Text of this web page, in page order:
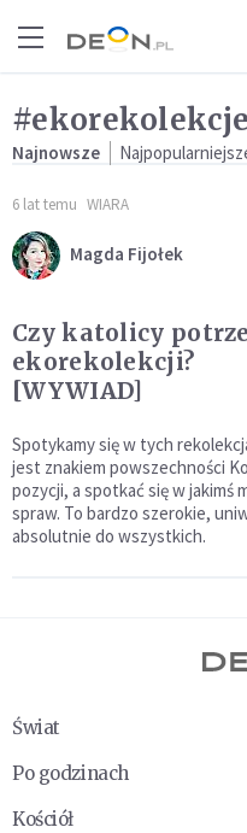
#ekorekolekcje
Najnowsze
6 lat temu WIARA
Magda Fijołek
Czy katolicy
ekorekolekcji?
[WYWIAD]
Spotykamy się w tych
jest znakiem powszechności
pozycji, a spotkać się w jakimś
spraw. To bardzo szerokie,
absolutnie do wszystkich.
Świat
Po godzinach
Kościół